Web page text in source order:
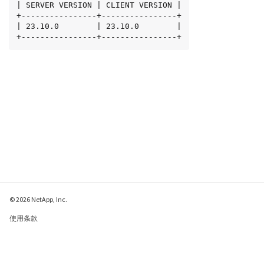
| SERVER VERSION | CLIENT VERSION |
+----------------+----------------+
| 23.10.0        | 23.10.0        |
+----------------+----------------+
© 2026 NetApp, Inc.
使用条款